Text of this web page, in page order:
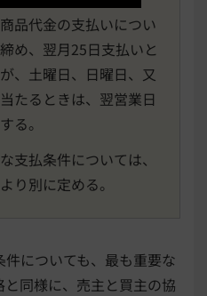
品代金の支払いについ
め、翌月25日支払いと
、土曜日、日曜日、又
たるときは、翌営業日
る。
支払条件については、
り別に定める。
についても、最も重要な
同様に、売主と買主の協